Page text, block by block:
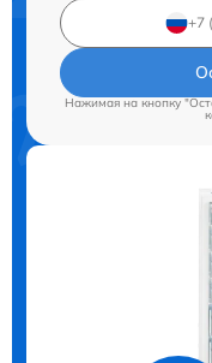
Нажимая на кнопку